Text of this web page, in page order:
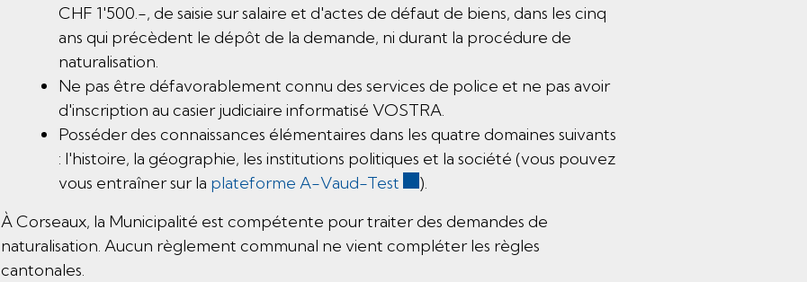
CHF 1'500.-, de saisie sur salaire et d'actes de défaut de biens, dans les cinq
ans qui précèdent le dépôt de la demande, ni durant la procédure de
naturalisation.
Ne pas être défavorablement connu des services de police et ne pas avoir
d'inscription au casier judiciaire informatisé VOSTRA.
Posséder des connaissances élémentaires dans les quatre domaines suivants
: l'histoire, la géographie, les institutions politiques et la société (vous pouvez
vous entraîner sur la plateforme A-Vaud-Test Ce lien externe va ouvrir une nouvelle fenêtre.
).
À Corseaux, la Municipalité est compétente pour traiter des demandes de
naturalisation. Aucun règlement communal ne vient compléter les règles
cantonales.